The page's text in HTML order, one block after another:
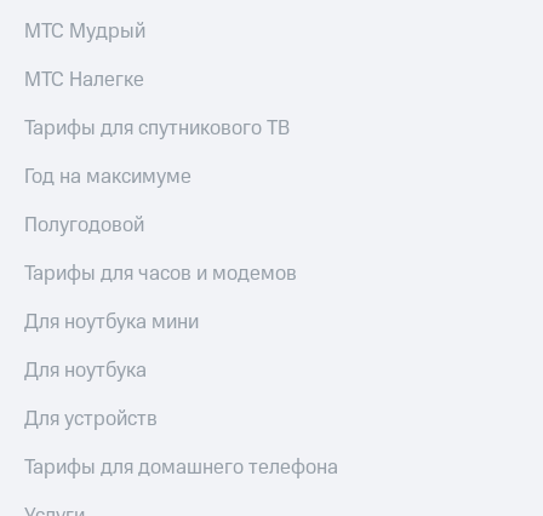
МТС Мудрый
МТС Налегке
Тарифы для спутникового ТВ
Год на максимуме
Полугодовой
Тарифы для часов и модемов
Для ноутбука мини
Для ноутбука
Для устройств
Тарифы для домашнего телефона